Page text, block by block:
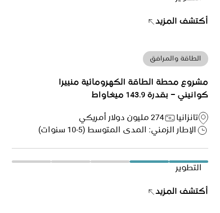
أكتشف المزيد
الطاقة والمرافق
مشروع محطة الطاقة الكهرومائية منييرا
كوانيني – بقدرة 143.9 ميغاواط
تانزانيا
274 مليون دولار أمريكي
الإطار الزمني: المدى المتوسط (5-10 سنوات)
التطوير
أكتشف المزيد